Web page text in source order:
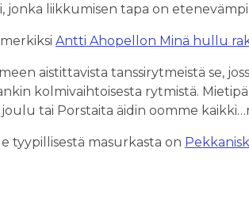
jonka liikkumisen tapa on
Antti Ahopellon Minä hullu
aistittavista tanssirytmeistä se,
kolmivaihtoisesta rytmistä.
tai Porstaita äidin oomme
tyypillisestä masurkasta on